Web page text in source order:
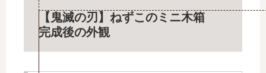
【鬼滅の刃】ねずこのミニ木箱
完成後の外観